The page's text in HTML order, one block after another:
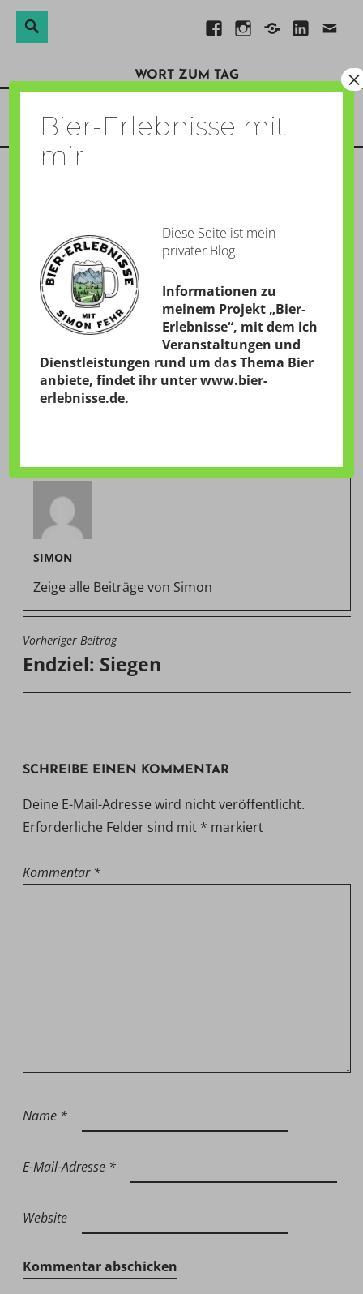
Direkt
Inhalt
FacebookInstagram
Xing Linkedin
E-
Suche
WORT ZUM TAG
Menü
GESCHRIEBEN AM: 1. JULI 2011
vonSimon
SIMON
Zeige alle Beiträge von Simon
BEITRAGSNAVIGATION
Vorheriger Beitrag
Endziel: Siegen
SCHREIBE EINEN KOMMENTAR
Deine E-Mail-Adresse wird nicht veröffentlicht.
Erforderliche Felder sind mit * markiert
Kommentar *
Name *
E-Mail-Adresse *
Website
Bier-Erlebnisse mit
mir
Diese Seite ist mein
privater Blog.
Informationen zu
meinem Projekt „Bier-
Erlebnisse“, mit dem ich
Veranstaltungen und
Dienstleistungen rund um das Thema Bier
anbiete, findet ihr unterwww.bier-
erlebnisse.de.
×